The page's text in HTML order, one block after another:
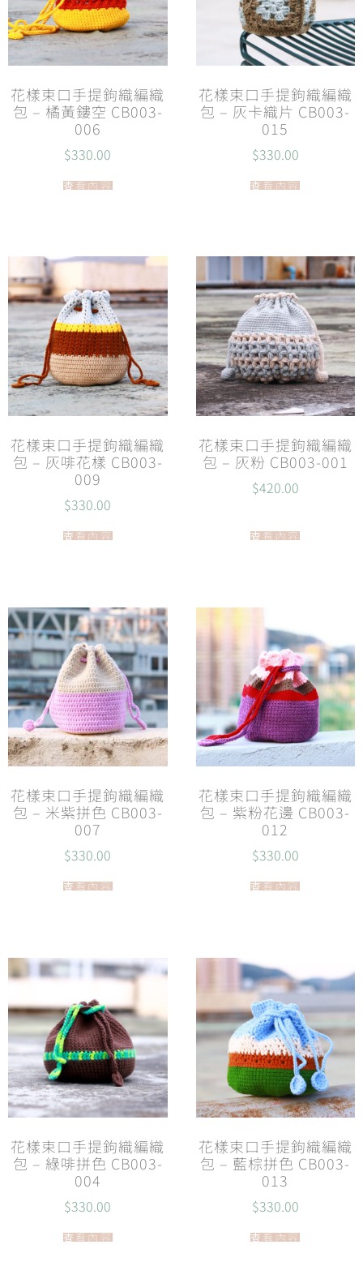
花樣束口手提鉤織編織
包 – 橘黃鏤空 CB003-
006
$330.00
查看內容
花樣束口手提鉤織編織
包 – 灰卡織片 CB003-
015
$330.00
查看內容
花樣束口手提鉤織編織
包 – 灰啡花樣 CB003-
009
$330.00
查看內容
花樣束口手提鉤織編織
包 – 灰粉 CB003-001
$420.00
查看內容
花樣束口手提鉤織編織
包 – 米紫拼色 CB003-
007
$330.00
查看內容
花樣束口手提鉤織編織
包 – 紫粉花邊 CB003-
012
$330.00
查看內容
花樣束口手提鉤織編織
包 – 綠啡拼色 CB003-
004
$330.00
查看內容
花樣束口手提鉤織編織
包 – 藍棕拼色 CB003-
013
$330.00
查看內容